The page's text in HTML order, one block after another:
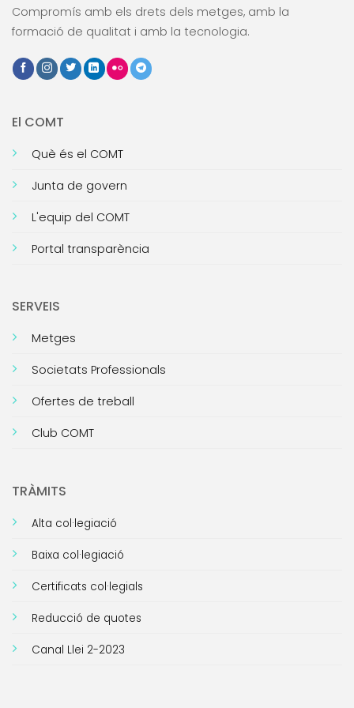
Compromís amb els drets dels metges, amb la
formació de qualitat i amb la tecnologia.
El COMT
Què és el COMT
Junta de govern
L'equip del COMT
Portal transparència
SERVEIS
Metges
Societats Professionals
Ofertes de treball
Club COMT
TRÀMITS
Alta col·legiació
Baixa col·legiació
Certificats col·legials
Reducció de quotes
Canal Llei 2-2023